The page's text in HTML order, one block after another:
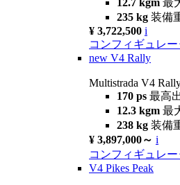
12.7 kgm 最
235 kg 装備
¥ 3,722,500 i
コンフィギュレー
new V4 Rally
Multistrada V4
170 ps 最高
12.3 kgm 最
238 kg 装備
¥ 3,897,000～ i
コンフィギュレー
V4 Pikes Peak